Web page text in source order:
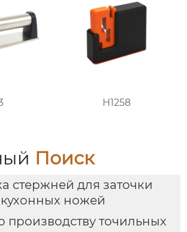
H1258
Поиск
стержней для заточки
кухонных ножей
производству точильных